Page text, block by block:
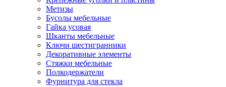
Метизы
Бусолы мебельные
Гайка усовая
Шканты мебельные
Ключи шестигранники
Декоративные элементы
Стяжки мебельные
Полкодержатели
Фурнитура для стекла